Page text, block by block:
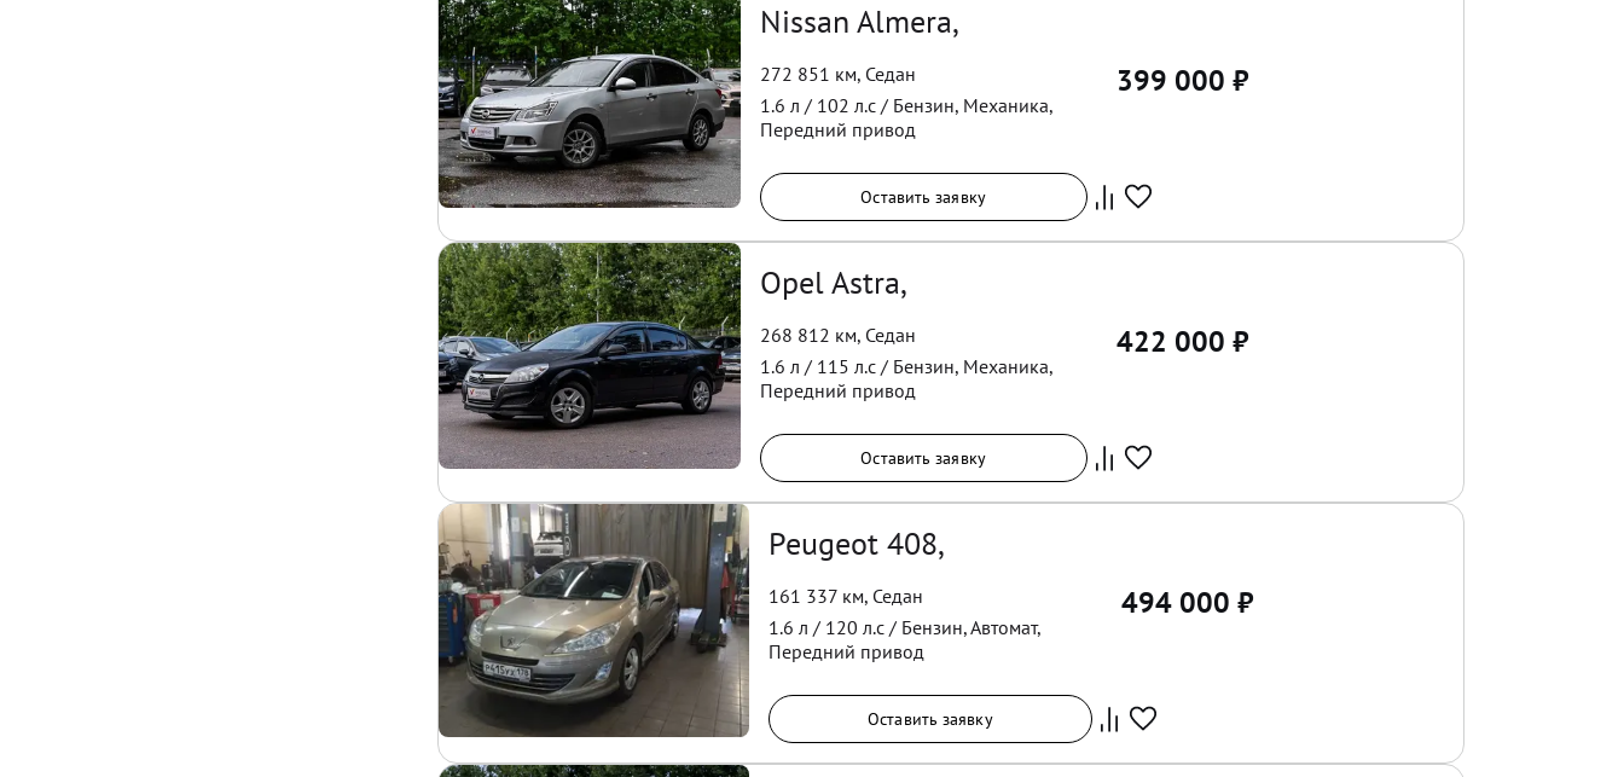
Nissan Almera,
272 851 км, Седан
1.6 л / 102 л.с / Бензин, Механика,
Передний привод
399 000 ₽
Оставить заявку
Opel Astra,
268 812 км, Седан
1.6 л / 115 л.с / Бензин, Механика,
Передний привод
422 000 ₽
Оставить заявку
Peugeot 408,
161 337 км, Седан
1.6 л / 120 л.с / Бензин,Автомат,
Передний привод
494 000 ₽
Оставить заявку